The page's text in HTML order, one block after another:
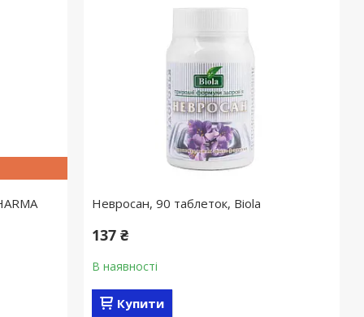
Невросан, 90 таблеток, Biola
137 ₴
В наявності
Купити